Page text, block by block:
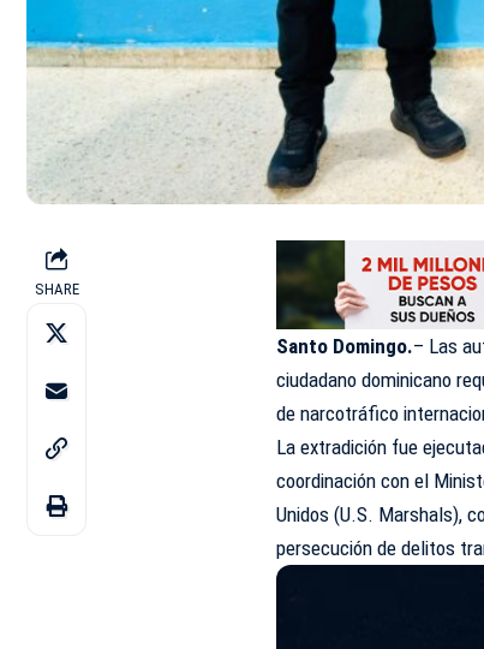
SHARE
Santo Domingo.– Las
ciudadano dominicano
de narcotráfico
La extradición fue
coordinación con el
Unidos (U.S. Marshals),
persecución de delitos